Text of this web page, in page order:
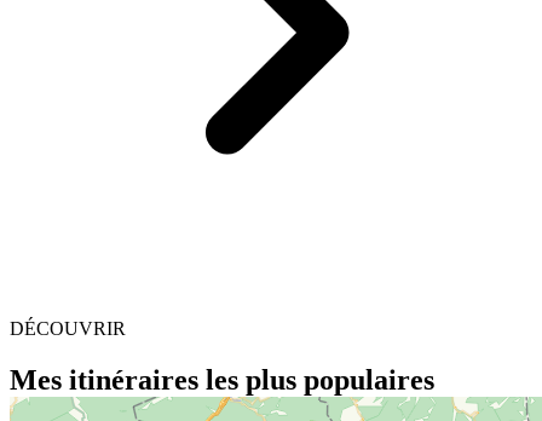
DÉCOUVRIR
Mes itinéraires les plus populaires